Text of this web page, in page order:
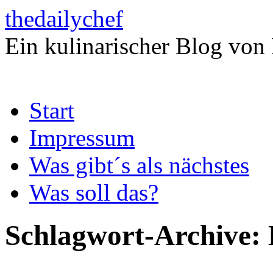
thedailychef
Ein kulinarischer Blog von
Inhalt
springenStart
Impressum
Was gibt´s als nächstes
Was soll das?
Schlagwort-Archive: